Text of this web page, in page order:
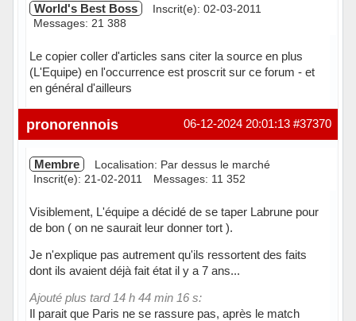
World's Best Boss
Inscrit(e): 02-03-2011
Messages: 21 388
Le copier coller d'articles sans citer la source en plus
(L'Equipe) en l'occurrence est proscrit sur ce forum - et
en général d'ailleurs
Hors ligne #37370
06-12-2024 20:01:13
pronorennois
Membre
Localisation: Par dessus le marché
Inscrit(e): 21-02-2011
Messages: 11 352
Visiblement, L'équipe a décidé de se taper Labrune pour
de bon ( on ne saurait leur donner tort ).
Je n'explique pas autrement qu'ils ressortent des faits
dont ils avaient déjà fait état il y a 7 ans...
Ajouté plus tard 14 h 44 min 16 s:
Il parait que Paris ne se rassure pas, après le match